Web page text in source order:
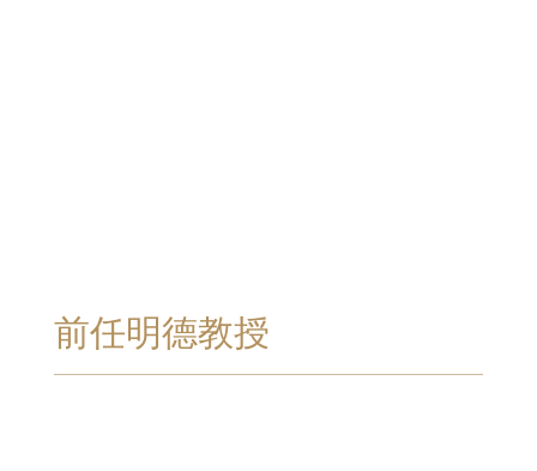
前任明德教授